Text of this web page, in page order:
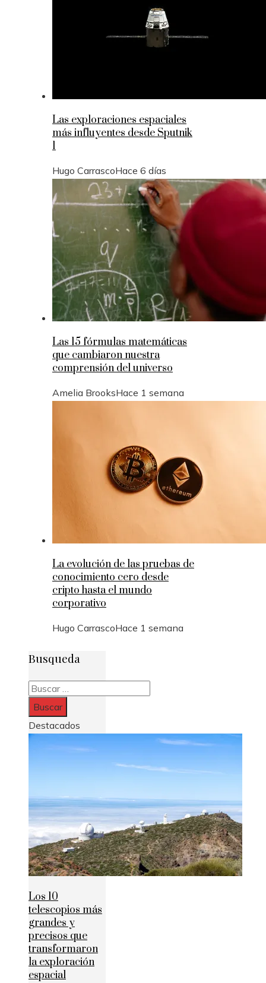
Las exploraciones espaciales
más influyentes desde Sputnik
1
Hugo CarrascoHace 6 días
Las 15 fórmulas matemáticas
que cambiaron nuestra
comprensión del universo
Amelia BrooksHace 1 semana
La evolución de las pruebas de
conocimiento cero desde
cripto hasta el mundo
corporativo
Hugo CarrascoHace 1 semana
Busqueda
Buscar:
Destacados
Los 10
telescopios más
grandes y
precisos que
transformaron
la exploración
espacial